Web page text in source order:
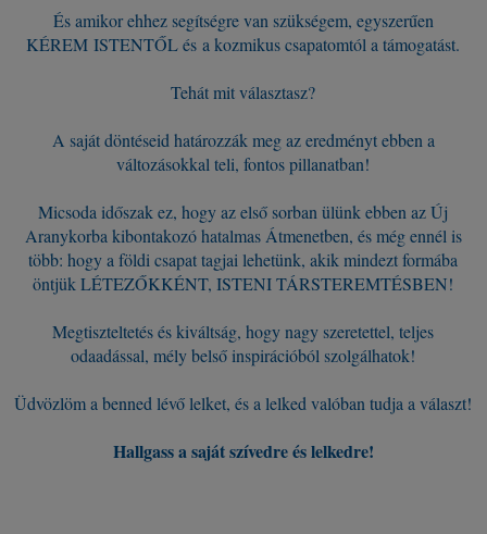
És amikor ehhez segítségre van szükségem, egyszerűen
KÉREM ISTENTŐL és a kozmikus csapatomtól a támogatást.
Tehát mit választasz?
A saját döntéseid határozzák meg az eredményt ebben a
változásokkal teli, fontos pillanatban!
Micsoda időszak ez, hogy az első sorban ülünk ebben az Új
Aranykorba kibontakozó hatalmas Átmenetben, és még ennél is
több: hogy a földi csapat tagjai lehetünk, akik mindezt formába
öntjük LÉTEZŐKKÉNT, ISTENI TÁRSTEREMTÉSBEN!
Megtiszteltetés és kiváltság, hogy nagy szeretettel, teljes
odaadással, mély belső inspirációból szolgálhatok!
Üdvözlöm a benned lévő lelket, és a lelked valóban tudja a választ!
Hallgass a saját szívedre és lelkedre!